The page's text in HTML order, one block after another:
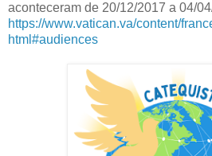
aconteceram de 20/12/2017 a 04/
https://www.vatican.va/content/
html#audiences